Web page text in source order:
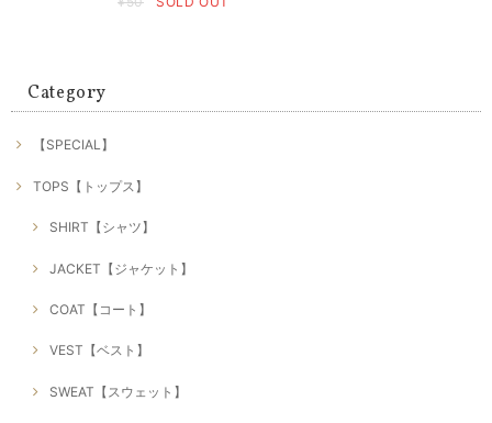
Category
【SPECIAL】
TOPS【トップス】
SHIRT【シャツ】
JACKET【ジャケット】
COAT【コート】
VEST【ベスト】
SWEAT【スウェット】